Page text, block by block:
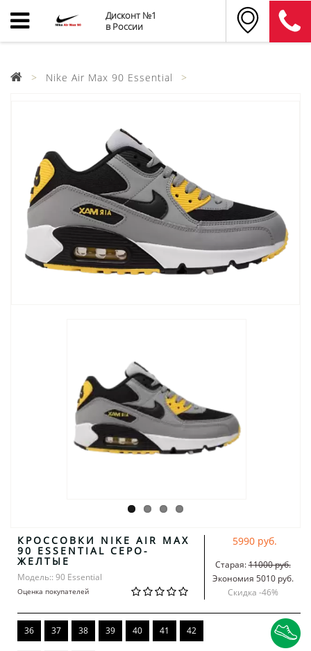
Дисконт №1
в России
Nike Air Max 90 Essential
КРОССОВКИ NIKE AIR MAX
90 ESSENTIAL СЕРО-
ЖЕЛТЫЕ
Модель:: 90 Essential
Оценка покупателей
5990 руб.
Старая:11000 руб.
Экономия 5010 руб.
Скидка -46%
36 37 38 39 40 41 42